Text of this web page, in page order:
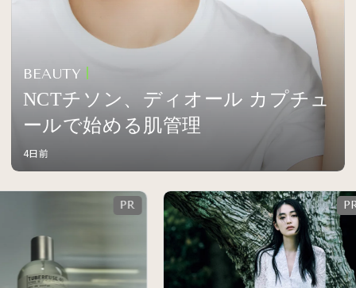
BEAUTY
NCTチソン、ディオール カプチュ
ールで始める肌管理
4日前